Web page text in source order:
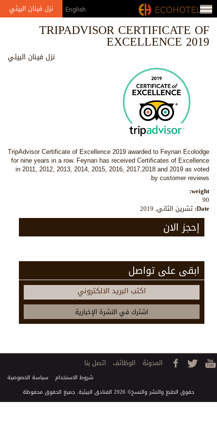
Jump to navigation
English نزل فينان البيئي
TRIPADVISOR CERTIFICATE OF
EXCELLENCE 2019
نزل فينان البيئي
TripAdvisor Certificate of Excellence 2019 awarded to Feynan Ecolodge
for nine years in a row. Feynan has received Certificates of Excellence
in 2011, 2012, 2013, 2014, 2015,2016, 2017,2018 and 2019 as voted
by customer reviews.
weight:
90
Date: تشرين الثاني, 2019
إحجز الان
ابقى على تواصل
اكتب البريد الالكتروني
المدونة الوظائف اتصل بنا
حقوق الطبع والنشر والنسخ© 2026 الفنادق البيئية. جميع الحقوق محفوظة
سياسة الخصوصية شروط الاستخدام